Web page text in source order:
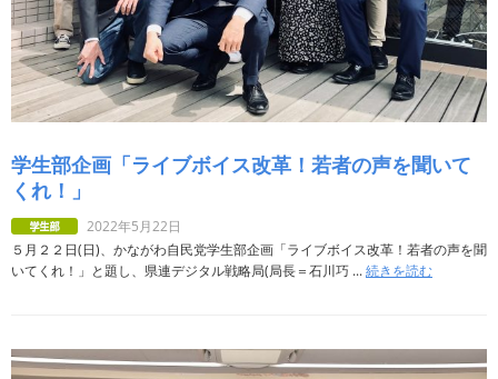
学生部企画「ライブボイス改革！若者の声を聞いて
くれ！」
2022年5月22日
５月２２日(日)、かながわ自民党学生部企画「ライブボイス改革！若者の声を聞
いてくれ！」と題し、県連デジタル戦略局(局長＝石川巧 ...続きを読む